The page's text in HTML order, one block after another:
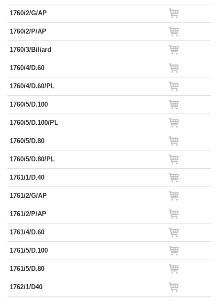
1760/2/G/AP
1760/2/P/AP
1760/3/Biliard
1760/4/D.60
1760/4/D.60/PL
1760/5/D.100
1760/5/D.100/PL
1760/5/D.80
1760/5/D.80/PL
1761/1/D.40
1761/2/G/AP
1761/2/P/AP
1761/4/D.60
1761/5/D.100
1761/5/D.80
1762/1/D40